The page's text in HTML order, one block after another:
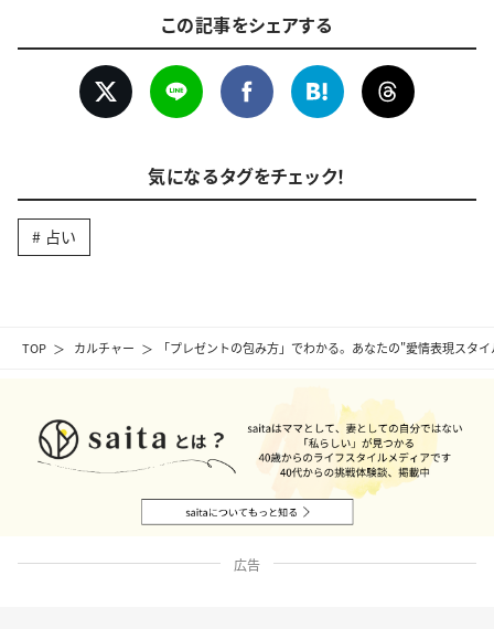
TOP カルチャー 「プレゼントの包み方」でわかる。あなたの"愛情表現スタ
この記事をシェアする
気になるタグをチェック！
占い
広告